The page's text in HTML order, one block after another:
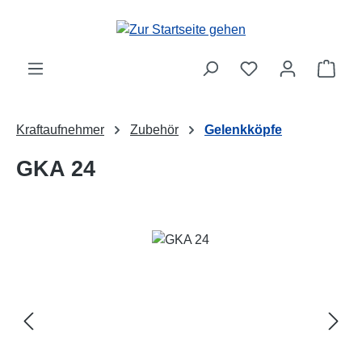
Zum Hauptinhalt springen
Kraftaufnehmer Zubehör Gelenkköpfe
GKA 24
Bildergalerie überspringen